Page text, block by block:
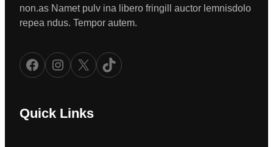
non.as Namet pulv ina libero fringill auctor lemnisdolo
repea ndus. Tempor autem.
Facebook Instagram X TikTok
Quick Links